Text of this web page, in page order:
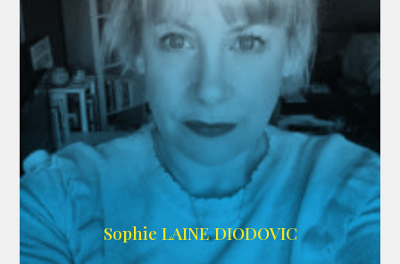
WIKIPEDIA
Sophie LAINE DIODOVIC